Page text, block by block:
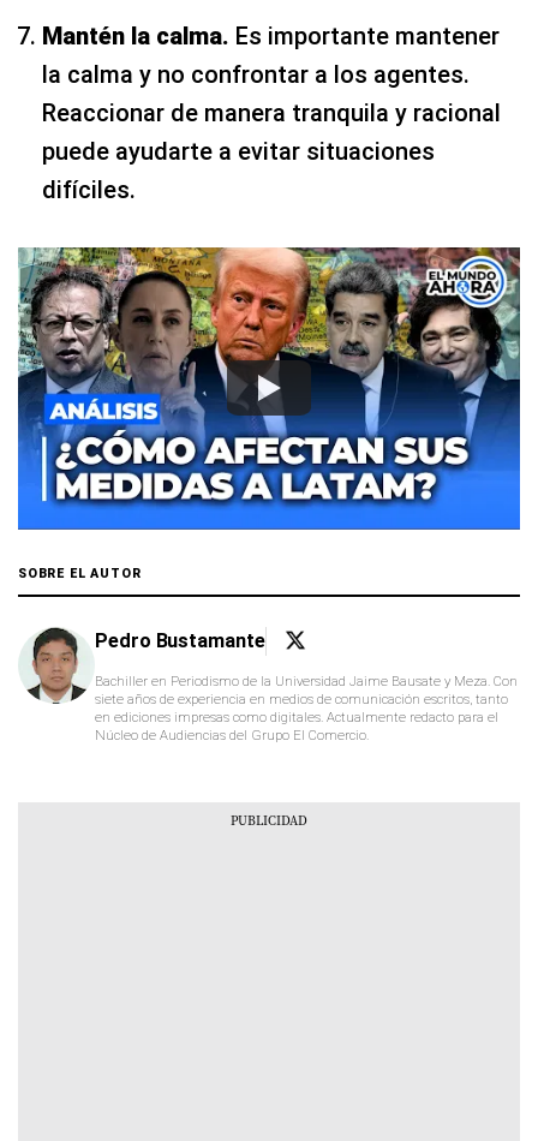
Mantén la calma. Es importante mantener
la calma y no confrontar a los agentes.
Reaccionar de manera tranquila y racional
puede ayudarte a evitar situaciones
difíciles.
SOBRE EL AUTOR
Pedro Bustamante
Bachiller en Periodismo de la Universidad Jaime Bausate y Meza. Con
siete años de experiencia en medios de comunicación escritos, tanto
en ediciones impresas como digitales. Actualmente redacto para el
Núcleo de Audiencias del Grupo El Comercio.